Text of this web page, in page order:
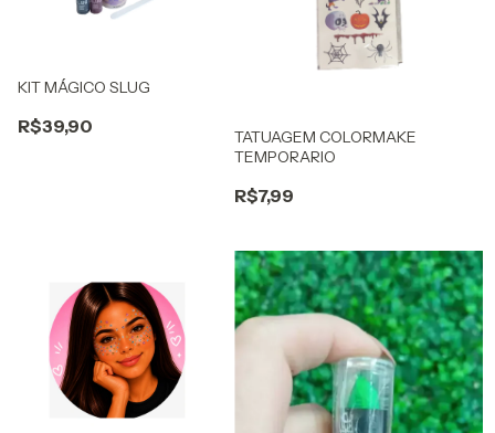
KIT MÁGICO SLUG
R$39,90
TATUAGEM COLORMAKE
TEMPORARIO
R$7,99